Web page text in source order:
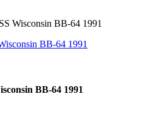
Wisconsin BB-64 1991
BB-64 1991